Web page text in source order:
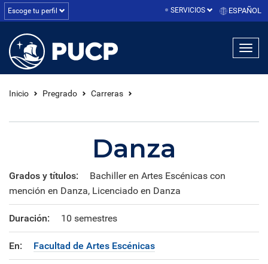
Escoge tu perfil SERVICIOS ESPAÑOL
Inicio Pregrado Carreras
Danza
Grados y títulos:
Bachiller en Artes Escénicas con
mención en Danza, Licenciado en Danza
Duración: 10 semestres
En: Facultad de Artes Escénicas